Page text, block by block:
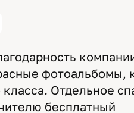
фотоальбомы,
Отдельное
бесплатный